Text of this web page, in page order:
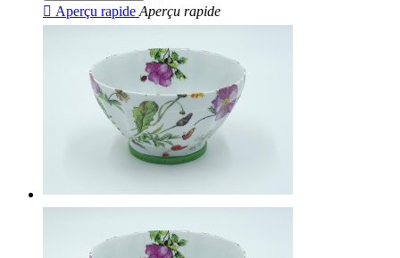
 Aperçu rapide Aperçu rapide